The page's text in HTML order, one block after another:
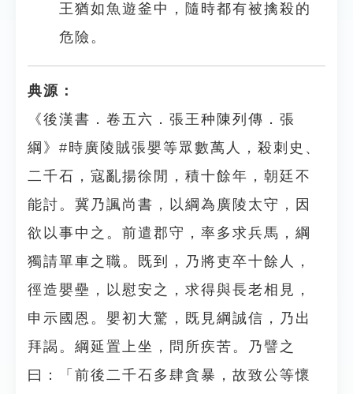
王猶如魚遊釜中，隨時都有被擒殺的
危險。
典源：
《後漢書．卷五六．張王种陳列傳．張
綱》#時廣陵賊張嬰等眾數萬人，殺刺史、
二千石，寇亂揚徐閒，積十餘年，朝廷不
能討。冀乃諷尚書，以綱為廣陵太守，因
欲以事中之。前遣郡守，率多求兵馬，綱
獨請單車之職。既到，乃將吏卒十餘人，
徑造嬰壘，以慰安之，求得與長老相見，
申示國恩。嬰初大驚，既見綱誠信，乃出
拜謁。綱延置上坐，問所疾苦。乃譬之
曰：「前後二千石多肆貪暴，故致公等懷